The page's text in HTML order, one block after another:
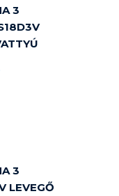
3
3
LEVEGŐ